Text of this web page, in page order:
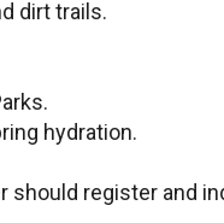
dirt trails.
hydration.
should register and